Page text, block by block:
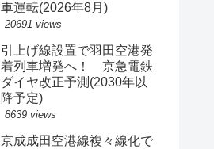
車運転(2026年8月)
20691 views
引上げ線設置で羽田空港発
着列車増発へ！ 京急電鉄
ダイヤ改正予測(2030年以
降予定)
8639 views
京成成田空港線複々線化で